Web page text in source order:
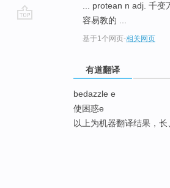
... protean n adj. 千变
容易教的 ...
基于1个网页-相关网页
有道翻译
bedazzle e
使困惑e
以上为机器翻译结果，